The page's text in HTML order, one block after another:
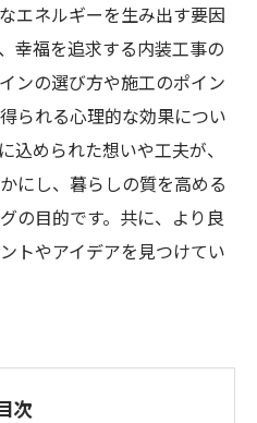
エネルギーを生み出す要因
幸福を追求する内装工事の
ンの選び方や施工のポイン
られる心理的な効果につい
込められた想いや工夫が、
にし、暮らしの質を高める
の目的です。共に、より良
トやアイデアを見つけてい
次